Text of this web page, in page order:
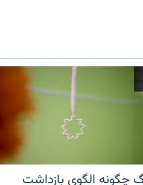
چگونه الگوی بازداشت